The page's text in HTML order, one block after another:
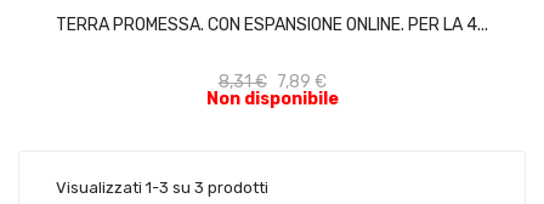
TERRA PROMESSA. CON ESPANSIONE ONLINE. PER LA 4...
8,31 € 7,89 €
Non disponibile
Visualizzati 1-3 su 3 prodotti